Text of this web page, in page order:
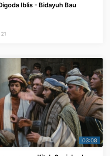
Iblis - Bidayuh Bau
03:08